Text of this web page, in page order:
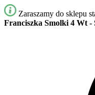
Zaraszamy do sklepu
Franciszka Smolki 4 Wt -